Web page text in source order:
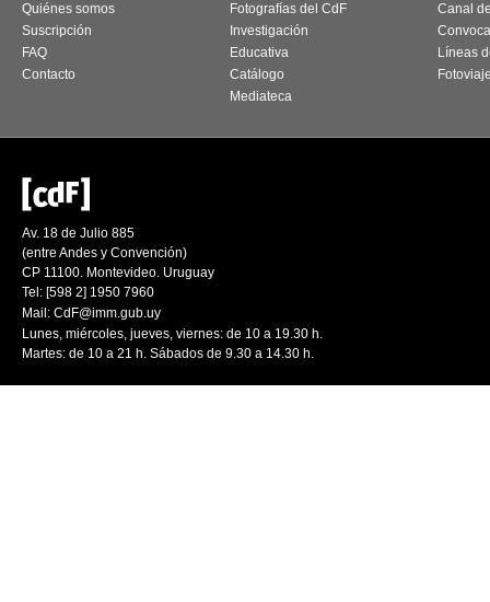
Quiénes somos
Suscripción
FAQ
Contacto
Fotografías del CdF
Investigación
Educativa
Catálogo
Mediateca
Canal
Líneas
Av. 18 de Julio 885
(entre Andes y Convención)
CP 11100. Montevideo. Uruguay
Tel: [598 2] 1950 7960
Mail: CdF@imm.gub.uy
Lunes, miércoles, jueves, viernes: de 10 a 19.30 h.
Martes: de 10 a 21 h. Sábados de 9.30 a 14.30 h.